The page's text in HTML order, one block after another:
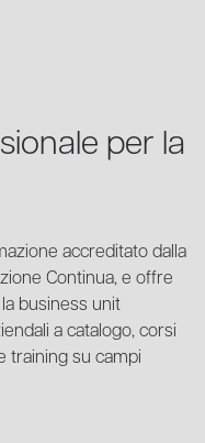
per la
accreditato dalla
Continua, e offre
business unit
a catalogo, corsi
training su campi